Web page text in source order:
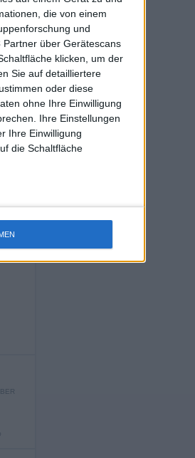
die von einem
und
über Gerätescans
klicken, um der
Sie auf detailliertere
oder diese
ohne Ihre Einwilligung
Ihre Einstellungen
Ihre Einwilligung
die Schaltfläche